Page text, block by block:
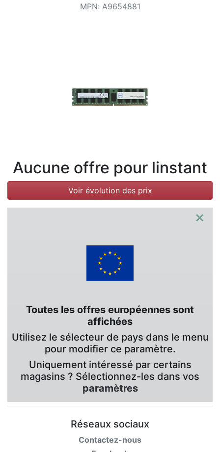
MPN: A9654881
Aucune offre pour linstant
Voir évolution des prix
×
Toutes les offres européennes sont
affichées
Utilisez le sélecteur de pays dans le menu
pour modifier ce paramètre.
Uniquement intéressé par certains
magasins ? Sélectionnez-les dans vos
paramètres
Réseaux sociaux
Contactez-nous